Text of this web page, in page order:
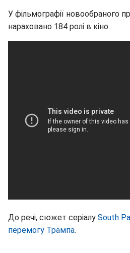
У фільмографії новообраного
нараховано 184 ролі в кіно.
До речі, сюжет серіалу South
перемогу Трампа.